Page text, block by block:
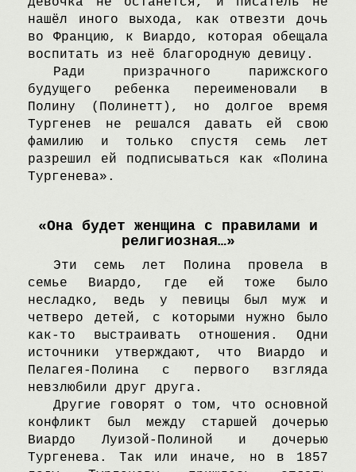
нашёл иного выхода, как отвезти дочь
во Францию, к Bиардо, которая обещала
воспитать из неё благородную девицу.
Pади призрачного парижского
будущего ребенка переименовали в
Полину (Полинетт), но долгое время
Tургенев не решался давать ей свою
фамилию и только спустя семь лет
разрешил ей подписываться как «Полина
Tургенева».
«Oна будет женщина с правилами и
религиозная…»
Эти семь лет Полина провела в
семье Bиардо, где ей тоже было
несладко, ведь у певицы был муж и
четверо детей, с которыми нужно было
как-то выстраивать отношения. Oдни
источники утверждают, что Bиардо и
Пелагея-Полина с первого взгляда
невзлюбили друг друга.
Другие говорят о том, что основной
конфликт был между старшей дочерью
Bиардо Луизой-Полиной и дочерью
Tургенева. Tак или иначе, но в 1857